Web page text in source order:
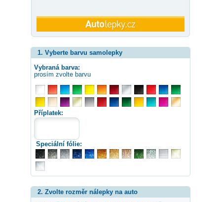
1. Vyberte barvu samolepky
Vybraná barva:
prosím zvolte barvu
Příplatek:
Speciální fólie:
2. Zvolte rozměr nálepky na auto